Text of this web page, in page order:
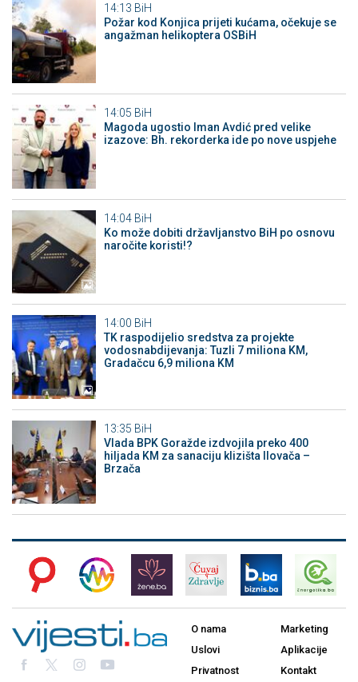
14:13 BiH
Požar kod Konjica prijeti kućama, očekuje se
angažman helikoptera OSBiH
14:05 BiH
Magoda ugostio Iman Avdić pred velike
izazove: Bh. rekorderka ide po nove uspjehe
14:04 BiH
Ko može dobiti državljanstvo BiH po osnovu
naročite koristi!?
14:00 BiH
TK raspodijelio sredstva za projekte
vodosnabdijevanja: Tuzli 7 miliona KM,
Gradačcu 6,9 miliona KM
13:35 BiH
Vlada BPK Goražde izdvojila preko 400
hiljada KM za sanaciju klizišta Ilovača –
Brzača
O nama
Uslovi
Privatnost
Marketing
Aplikacije
Kontakt